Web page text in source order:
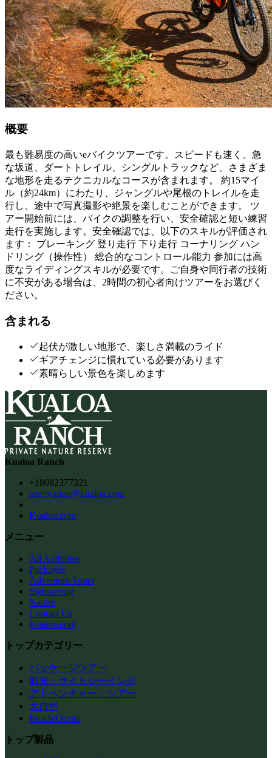
概要
最も難易度の高いeバイクツアーです。スピードも速く、急
な坂道、ダートトレイル、シングルトラックなど、さまざま
な地形を走るテクニカルなコースが含まれます。 約15マイ
ル（約24km）にわたり、ジャングルや尾根のトレイルを走
行し、途中で写真撮影や絶景を楽しむことができます。 ツ
アー開始前には、バイクの調整を行い、安全確認と短い練習
走行を実施します。安全確認では、以下のスキルが評価され
ます： ブレーキング 登り走行 下り走行 コーナリング ハン
ドリング（操作性） 総合的なコントロール能力 参加には高
度なライディングスキルが必要です。ご自身や同行者の技術
に不安がある場合は、2時間の初心者向けツアーをお選びく
ださい。
含まれる
起伏が激しい地形で、楽しさ満載のライド
ギアチェンジに慣れている必要があります
素晴らしい景色を楽しめます
Kualoa Ranch
+18082377321
reservation@kualoa.com
Kualoa.com
メニュー
All Activities
Packages
Adventure Tours
Sightseeing
Nature
Contact Us
Kualoa.com
トップカテゴリー
パッケージツアー
観光・サイトシーイング
アドベンチャー・ツアー
大自然
Beach/Ocean
トップ製品